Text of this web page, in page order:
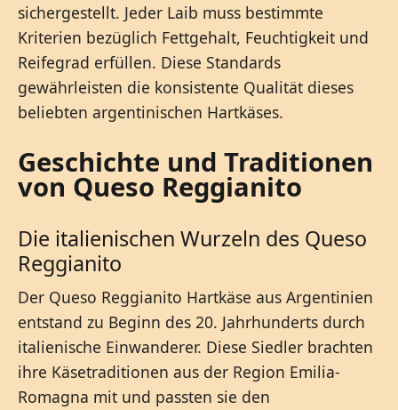
sichergestellt. Jeder Laib muss bestimmte
Kriterien bezüglich Fettgehalt, Feuchtigkeit und
Reifegrad erfüllen. Diese Standards
gewährleisten die konsistente Qualität dieses
beliebten argentinischen Hartkäses.
Geschichte und Traditionen
von Queso Reggianito
Die italienischen Wurzeln des Queso
Reggianito
Der Queso Reggianito Hartkäse aus Argentinien
entstand zu Beginn des 20. Jahrhunderts durch
italienische Einwanderer. Diese Siedler brachten
ihre Käsetraditionen aus der Region Emilia-
Romagna mit und passten sie den